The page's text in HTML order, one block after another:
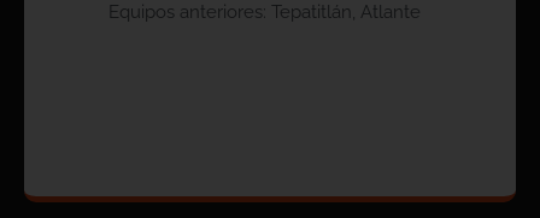
Equipos anteriores: Tepatitlán, Atlante